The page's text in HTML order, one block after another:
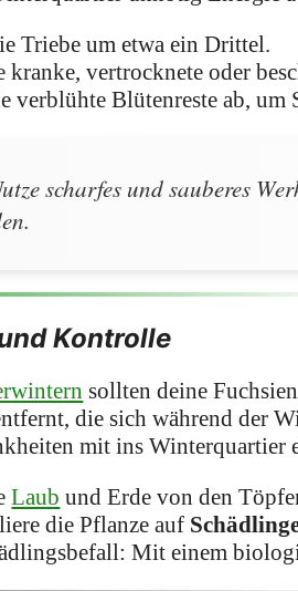
Triebe um etwa ein Drittel.
kranke, vertrocknete oder
verblühte Blütenreste ab,
scharfes und sauberes
Kontrolle
sollten deine
die sich während der
mit ins Winterquartier
Laub und Erde von den
die Pflanze auf
Mit einem